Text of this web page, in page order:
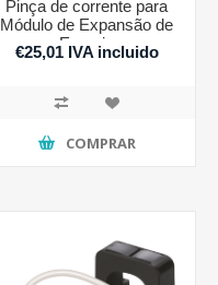
Pinça de corrente para
Módulo de Expansão de
Energia
€25,01 IVA incluido
COMPRAR